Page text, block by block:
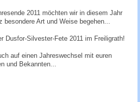
2011 möchten wir in diesem Jahr
besondere Art und Weise begehen...
Dusfor-Silvester-Fete 2011 im Freiligrath!
auf einen Jahreswechsel mit euren
und Bekannten...